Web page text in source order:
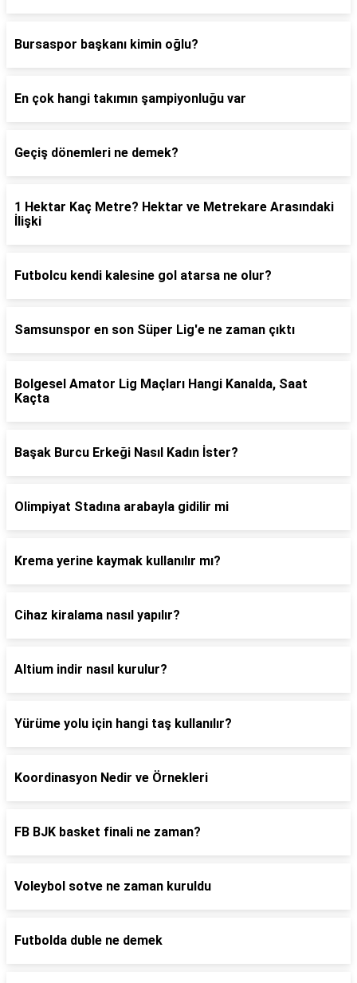
Bursaspor başkanı kimin oğlu?
En çok hangi takımın şampiyonluğu var
Geçiş dönemleri ne demek?
1 Hektar Kaç Metre? Hektar ve Metrekare Arasındaki
İlişki
Futbolcu kendi kalesine gol atarsa ne olur?
Samsunspor en son Süper Lig'e ne zaman çıktı
Bolgesel Amator Lig Maçları Hangi Kanalda, Saat
Kaçta
Başak Burcu Erkeği Nasıl Kadın İster?
Olimpiyat Stadına arabayla gidilir mi
Krema yerine kaymak kullanılır mı?
Cihaz kiralama nasıl yapılır?
Altium indir nasıl kurulur?
Yürüme yolu için hangi taş kullanılır?
Koordinasyon Nedir ve Örnekleri
FB BJK basket finali ne zaman?
Voleybol sotve ne zaman kuruldu
Futbolda duble ne demek